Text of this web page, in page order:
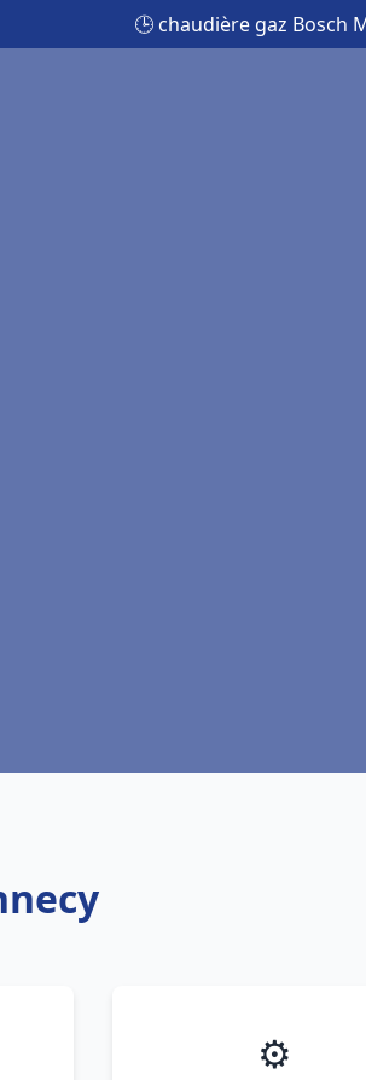
🕒 chaudière gaz Bosch
⚙️